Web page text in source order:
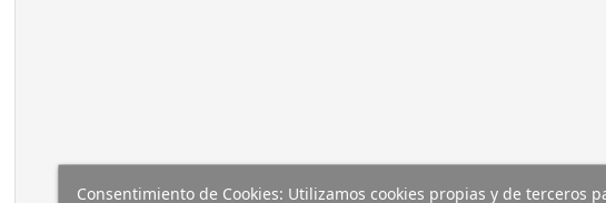
Consentimiento de Cookies: Utilizamos cookies propias y de terceros